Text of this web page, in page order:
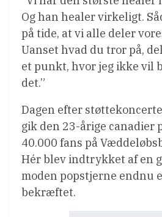
Og han healer virkeligt.
på tide, at vi alle deler
Uanset hvad du tror på,
et punkt, hvor jeg ikke vil
det.”
Dagen efter
gik den 23-årige canadier
40.000 fans på
Hér blev indtrykket af en
moden popstjerne endnu
bekræftet.